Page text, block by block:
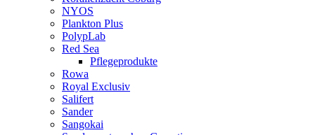
NYOS
Plankton Plus
PolypLab
Red Sea
Pflegeprodukte
Rowa
Royal Exclusiv
Salifert
Sander
Sangokai